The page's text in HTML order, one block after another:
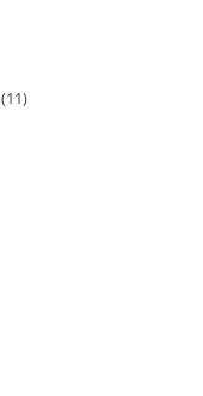
(11)